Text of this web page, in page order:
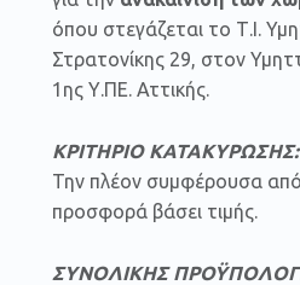
όπου στεγάζεται το Τ.Ι.
Στρατονίκης 29, στον
1ης Υ.ΠΕ. Αττικής.
ΚΡΙΤΗΡΙΟ ΚΑΤΑΚΥΡΩΣΗΣ:
Την πλέον συμφέρουσα
προσφορά βάσει τιμής.
ΣΥΝΟΛΙΚΗΣ